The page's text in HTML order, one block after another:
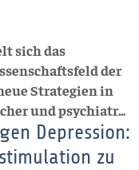
sich das
der
Strategien in
und psychiatr...
Depression:
zu